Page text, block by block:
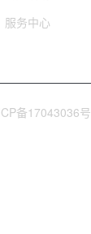
服务中心
备17043036号